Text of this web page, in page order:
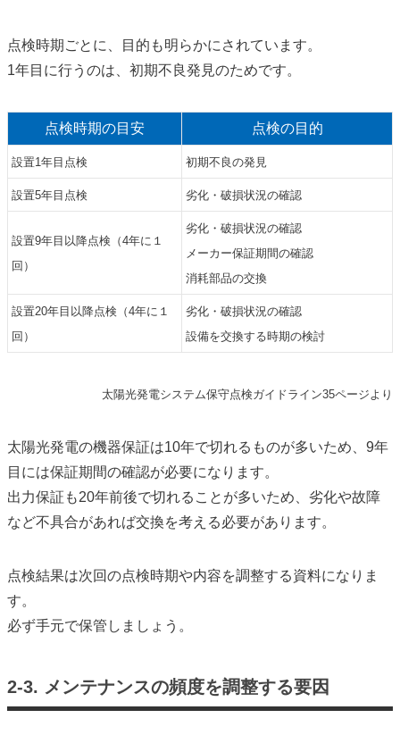
点検時期ごとに、目的も明らかにされています。
1年目に行うのは、初期不良発見のためです。
点検時期の目安 点検の目的
設置1年目点検 初期不良の発見
設置5年目点検 劣化・破損状況の確認
設置9年目以降点検（4年に１
回）
劣化・破損状況の確認
メーカー保証期間の確認
消耗部品の交換
設置20年目以降点検（4年に１
回）
劣化・破損状況の確認
設備を交換する時期の検討
太陽光発電システム保守点検ガイドライン35ページより
太陽光発電の機器保証は10年で切れるものが多いため、9年
目には保証期間の確認が必要になります。
出力保証も20年前後で切れることが多いため、劣化や故障
など不具合があれば交換を考える必要があります。
点検結果は次回の点検時期や内容を調整する資料になりま
す。
必ず手元で保管しましょう。
2-3. メンテナンスの頻度を調整する要因